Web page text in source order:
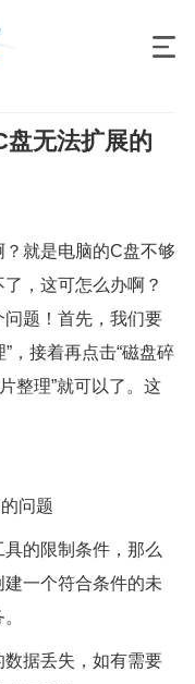
盘无法扩展的
就是电脑的C盘不够
，这可怎么办啊？
题！首先，我们要
，接着再点击“磁盘碎
整理”就可以了。这
问题
的限制条件，那么
一个符合条件的未
据丢失，如有需要